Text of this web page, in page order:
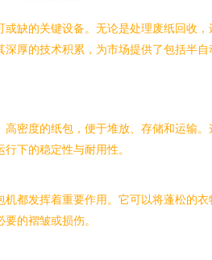
缺的关键设备。无论是处理废纸回收
厚的技术积累，为市场提供了包括半自
密度的纸包，便于堆放、存储和运输
下的稳定性与耐用性。
都发挥着重要作用。它可以将蓬松的
的褶皱或损伤。